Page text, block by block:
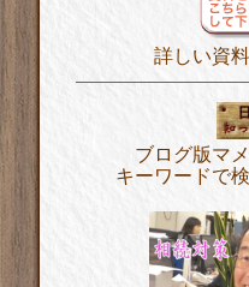
詳しい資
ブログ版マ
キーワードで